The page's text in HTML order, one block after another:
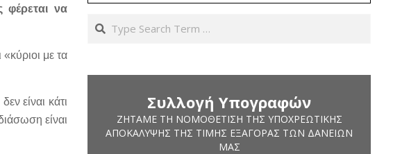
φέρεται να
με τα
είναι κάτι
είναι
Search
Συλλογή Υπογραφών
ΖΗΤΆΜΕ ΤΗ ΝΟΜΟΘΈΤΙΣΗ ΤΗΣ ΥΠΟΧΡΕΩΤΙΚΉΣ
ΑΠΟΚΆΛΥΨΗΣ ΤΗΣ ΤΙΜΉΣ ΕΞΑΓΟΡΆΣ ΤΩΝ ΔΑΝΕΊΩΝ
ΜΑΣ